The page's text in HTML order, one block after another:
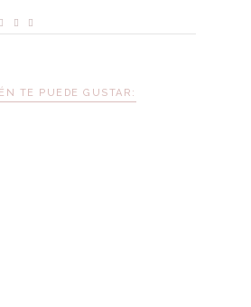
TE PUEDE GUSTAR: